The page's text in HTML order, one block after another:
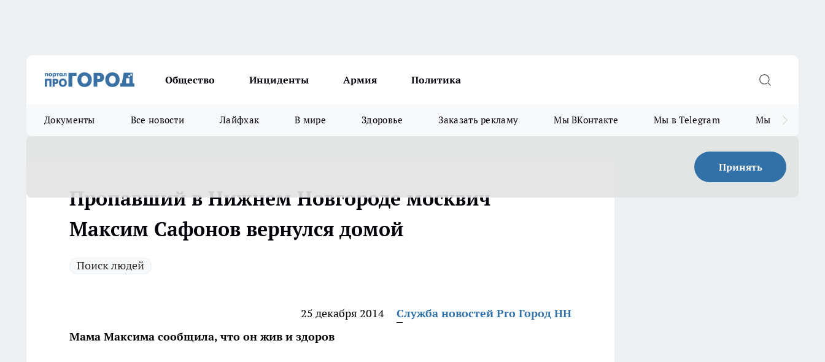
Общество Инциденты Армия Политика
Документы Все новости Лайфхак В мире Здоровье Заказать рекламу Мы ВКонтакте Мы в Telegram Мы в MAX
Принять
Пропавший в Нижнем Новгороде москвич
Максим Сафонов вернулся домой
Поиск людей
25 декабря 2014
Служба новостей Pro Город НН
Мама Максима сообщила, что он жив и здоров